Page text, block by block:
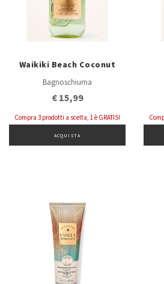
Waikiki Beach Coconut
Bagnoschiuma
€ 15,99
Compra 3 prodotti a scelta, 1 è GRATIS!
ACQUISTA